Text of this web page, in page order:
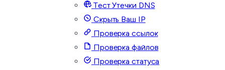
Тест Утечки DNS
Скрыть Ваш IP
Проверка ссылок
Проверка файлов
Проверка статуса